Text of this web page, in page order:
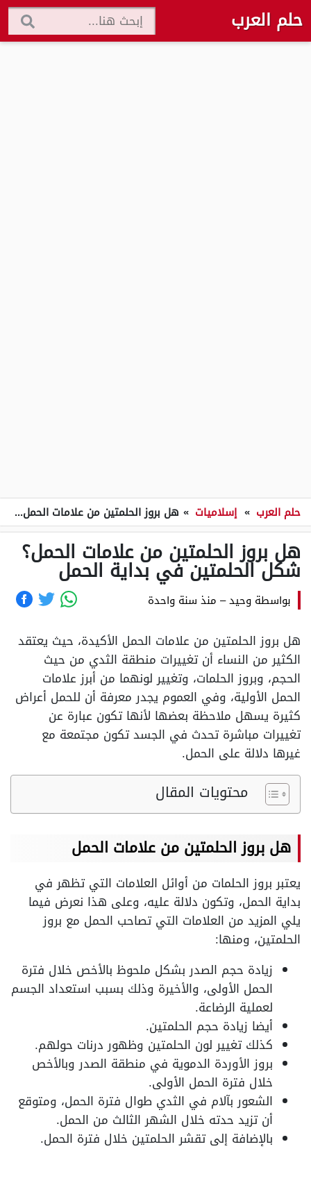
حلم العرب
حلم العرب » إسلاميات » هل بروز الحلمتين من علامات الحمل؟ شكل الحلمتين في بداية الحمل
هل بروز الحلمتين من علامات الحمل؟
شكل الحلمتين في بداية الحمل
بواسطة وحيد– منذ سنة واحدة
هل بروز الحلمتين من علامات الحمل الأكيدة، حيث يعتقد
الكثير من النساء أن تغييرات منطقة الثدي من حيث
الحجم، وبروز الحلمات، وتغيير لونهما من أبرز علامات
الحمل الأولية، وفي العموم يجدر معرفة أن للحمل أعراض
كثيرة يسهل ملاحظة بعضها لأنها تكون عبارة عن
تغييرات مباشرة تحدث في الجسد تكون مجتمعة مع
غيرها دلالة على الحمل.
محتويات المقال
هل بروز الحلمتين من علامات الحمل
يعتبر بروز الحلمات من أوائل العلامات التي تظهر في
بداية الحمل، وتكون دلالة عليه، وعلى هذا نعرض فيما
يلي المزيد من العلامات التي تصاحب الحمل مع بروز
الحلمتين، ومنها:
زيادة حجم الصدر بشكل ملحوظ بالأخص خلال فترة
الحمل الأولى، والأخيرة وذلك بسبب استعداد الجسم
لعملية الرضاعة.
أيضا زيادة حجم الحلمتين.
كذلك تغيير لون الحلمتين وظهور درنات حولهم.
بروز الأوردة الدموية في منطقة الصدر وبالأخص
خلال فترة الحمل الأولى.
الشعور بآلام في الثدي طوال فترة الحمل، ومتوقع
أن تزيد حدته خلال الشهر الثالث من الحمل.
بالإضافة إلى تقشر الحلمتين خلال فترة الحمل.